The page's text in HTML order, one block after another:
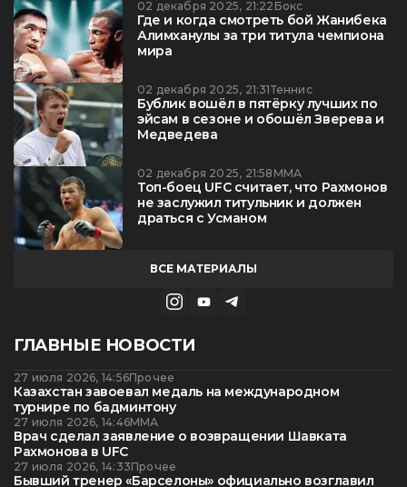
02 декабря 2025, 21:22 Бокс
Где и когда смотреть бой Жанибека
Алимханулы за три титула чемпиона
мира
02 декабря 2025, 21:31Теннис
Бублик вошёл в пятёрку лучших по
эйсам в сезоне и обошёл Зверева и
Медведева
02 декабря 2025, 21:58 ММА
Топ-боец UFC считает, что Рахмонов
не заслужил титульник и должен
драться с Усманом
ВСЕ МАТЕРИАЛЫ
ГЛАВНЫЕ НОВОСТИ
27 июля 2026, 14:56Прочее
Казахстан завоевал медаль на международном
турнире по бадминтону
27 июля 2026, 14:46ММА
Врач сделал заявление о возвращении Шавката
Рахмонова в UFC
27 июля 2026, 14:33Прочее
Бывший тренер «Барселоны» официально возглавил